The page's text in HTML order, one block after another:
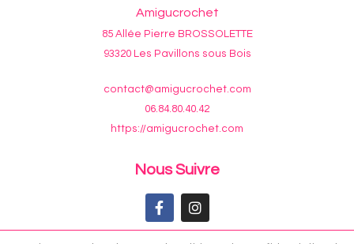
Amigucrochet
85 Allée Pierre BROSSOLETTE
93320 Les Pavillons sous Bois
contact@amigucrochet.com
06.84.80.40.42
https://amigucrochet.com
Nous Suivre